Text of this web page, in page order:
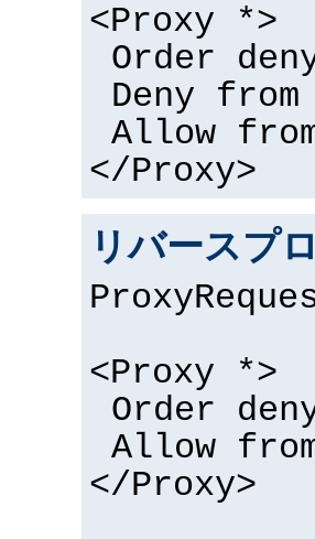
<Proxy *>
Order
Deny
Allow
</Proxy>
リバースプ
<Proxy *>
Order
Allow
</Proxy>